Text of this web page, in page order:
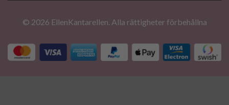
© 2026 EllenKantarellen. Alla rättigheter förbehållna